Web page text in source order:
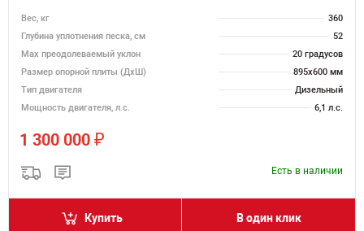
Вес, кг
360
Глубина уплотнения песка, см
52
Max преодолеваемый уклон
20 градусов
Размер опорной плиты (ДхШ)
895х600 мм
Тип двигателя
Дизельный
Мощность двигателя, л.с.
6,1 л.с.
1 300 000 ₽
Есть в наличии
Купить В один клик